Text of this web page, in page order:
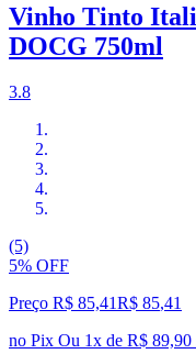
Vinho Tinto
DOCG 750ml
3.8
(5)
5% OFF
Preço R$ 85,41R$ 85,41
no Pix Ou 1x de R$ 89,90